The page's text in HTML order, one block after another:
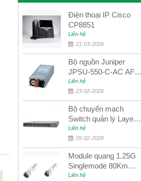
Điện thoại IP Cisco
CP8851
Liên hệ
21-03-2026
Bộ nguồn Juniper
JPSU-550-C-AC AFO
nguồn AC công suất
550W dùng cho dòng
switch Juniper
Networks EX4400
Liên hệ
23-02-2026
Bộ chuyển mạch
Switch quản lý Layer 3
Juniper QFX5100-48S
Liên hệ
05-02-2026
Module quang 1.25G
Singlemode 80Km
UPCOM MWS-12-45-
Liên hệ